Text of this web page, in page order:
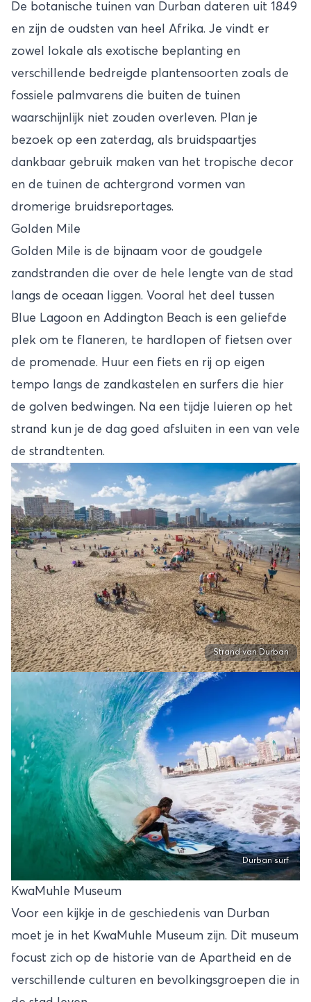
De botanische tuinen van Durban dateren uit 1849
en zijn de oudsten van heel Afrika. Je vindt er
zowel lokale als exotische beplanting en
verschillende bedreigde plantensoorten zoals de
fossiele palmvarens die buiten de tuinen
waarschijnlijk niet zouden overleven. Plan je
bezoek op een zaterdag, als bruidspaartjes
dankbaar gebruik maken van het tropische decor
en de tuinen de achtergrond vormen van
dromerige bruidsreportages.
Golden Mile
Golden Mile is de bijnaam voor de goudgele
zandstranden die over de hele lengte van de stad
langs de oceaan liggen. Vooral het deel tussen
Blue Lagoon en Addington Beach is een geliefde
plek om te flaneren, te hardlopen of fietsen over
de promenade. Huur een fiets en rij op eigen
tempo langs de zandkastelen en surfers die hier
de golven bedwingen. Na een tijdje luieren op het
strand kun je de dag goed afsluiten in een van vele
de strandtenten.
Strand van Durban
Durban surf
KwaMuhle Museum
Voor een kijkje in de geschiedenis van Durban
moet je in het KwaMuhle Museum zijn. Dit museum
focust zich op de historie van de Apartheid en de
verschillende culturen en bevolkingsgroepen die in